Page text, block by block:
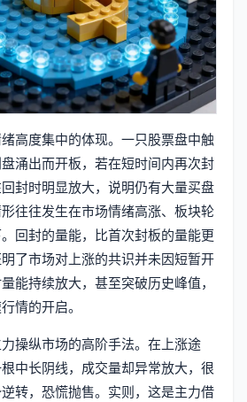
高度集中的体现。一只股票盘中触
涌出而开板，若在短时间内再次封
封时明显放大，说明仍有大量买盘
往往发生在市场情绪高涨、板块轮
回封的量能，比首次封板的量能更
了市场对上涨的共识并未因短暂开
能持续放大，甚至突破历史峰值，
情的开启。
操纵市场的高阶手法。在上涨途
中长阴线，成交量却异常放大，很
转，恐慌抛售。实则，这是主力借